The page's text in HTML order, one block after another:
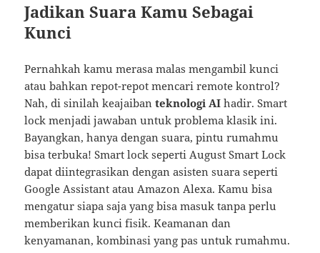
Jadikan Suara Kamu Sebagai
Kunci
Pernahkah kamu merasa malas mengambil kunci
atau bahkan repot-repot mencari remote kontrol?
Nah, di sinilah keajaibanteknologi AI hadir. Smart
lock menjadi jawaban untuk problema klasik ini.
Bayangkan, hanya dengan suara, pintu rumahmu
bisa terbuka! Smart lock seperti August Smart Lock
dapat diintegrasikan dengan asisten suara seperti
Google Assistant atau Amazon Alexa. Kamu bisa
mengatur siapa saja yang bisa masuk tanpa perlu
memberikan kunci fisik. Keamanan dan
kenyamanan, kombinasi yang pas untuk rumahmu.